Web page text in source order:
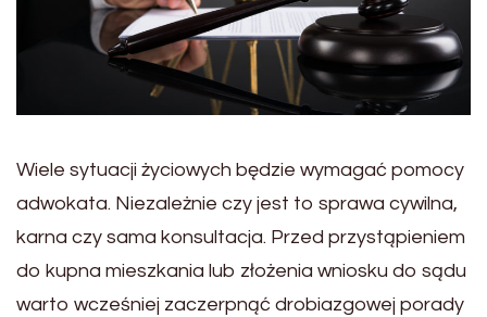
Wiele sytuacji życiowych będzie wymagać pomocy
adwokata. Niezależnie czy jest to sprawa cywilna,
karna czy sama konsultacja. Przed przystąpieniem
do kupna mieszkania lub złożenia wniosku do sądu
warto wcześniej zaczerpnąć drobiazgowej porady